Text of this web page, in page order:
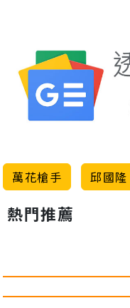
萬花槍手 邱國隆
熱門推薦